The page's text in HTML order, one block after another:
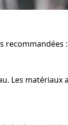
recommandées :
Les matériaux